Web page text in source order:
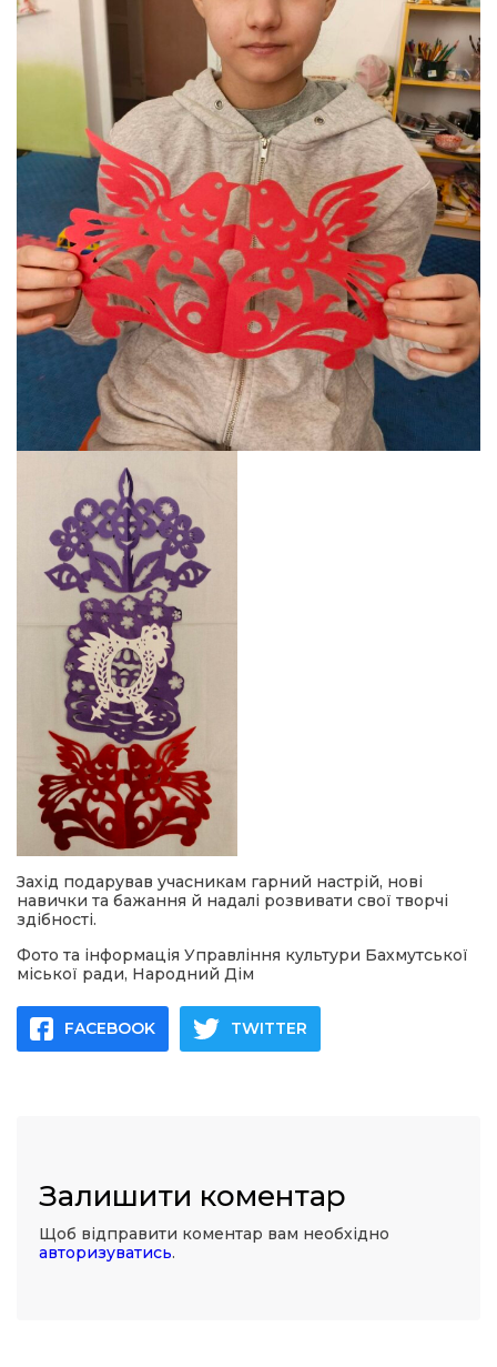
Захід подарував учасникам гарний настрій, нові
навички та бажання й надалі розвивати свої творчі
здібності.
Фото та інформація Управління культури Бахмутської
міської ради, Народний Дім
FACEBOOK TWITTER
Залишити коментар
Щоб відправити коментар вам необхідно
авторизуватись.